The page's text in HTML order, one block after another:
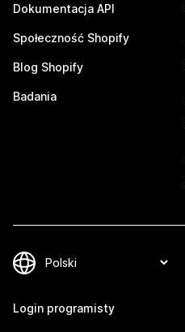
Dokumentacja API
Społeczność Shopify
Blog Shopify
Badania
Login programisty